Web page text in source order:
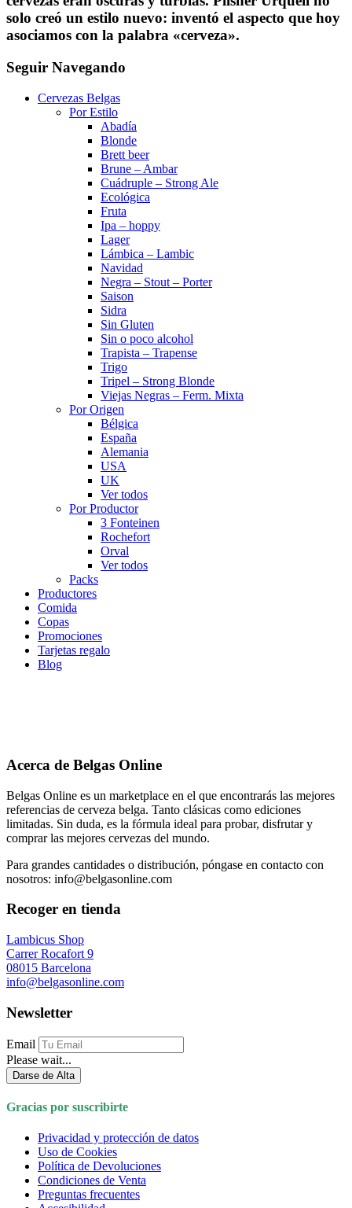
solo creó un estilo nuevo: inventó el aspecto que hoy
asociamos con la palabra «cerveza».
Seguir Navegando
Cervezas Belgas
Por Estilo
Abadía
Blonde
Brett beer
Brune – Ambar
Cuádruple – Strong Ale
Ecológica
Fruta
Ipa – hoppy
Lager
Lámbica – Lambic
Navidad
Negra – Stout – Porter
Saison
Sidra
Sin Gluten
Sin o poco alcohol
Trapista – Trapense
Trigo
Tripel – Strong Blonde
Viejas Negras – Ferm. Mixta
Por Origen
Bélgica
España
Alemania
USA
UK
Ver todos
Por Productor
3 Fonteinen
Rochefort
Orval
Ver todos
Packs
Productores
Comida
Copas
Promociones
Tarjetas regalo
Blog
Acerca de Belgas Online
Belgas Online es un marketplace en el que encontrarás las mejores
referencias de cerveza belga. Tanto clásicas como ediciones
limitadas. Sin duda, es la fórmula ideal para probar, disfrutar y
comprar las mejores cervezas del mundo.
Para grandes cantidades o distribución, póngase en contacto con
nosotros: info@belgasonline.com
Recoger en tienda
Lambicus Shop
Carrer Rocafort 9
08015 Barcelona
info@belgasonline.com
Newsletter
Email
Please wait...
Darse de Alta
Gracias por suscribirte
Privacidad y protección de datos
Uso de Cookies
Política de Devoluciones
Condiciones de Venta
Preguntas frecuentes